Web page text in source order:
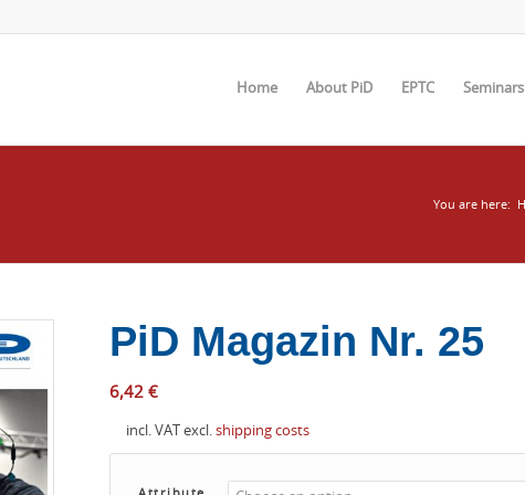
Home About PiD EPTC Seminars
You are here:
PiD Magazin Nr. 25
6,42 €
incl. VAT excl. shipping costs